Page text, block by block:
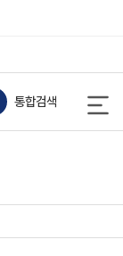
통합검색